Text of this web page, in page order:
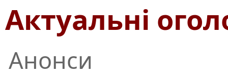
Актуальні
Анонси